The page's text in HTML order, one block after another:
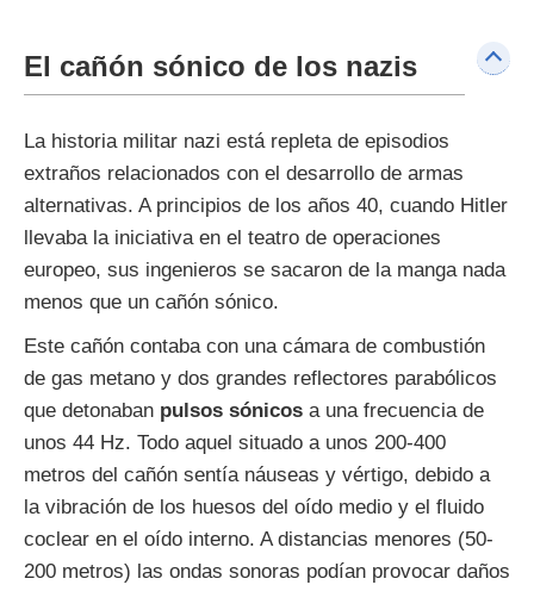
El cañón sónico de los nazis
La historia militar nazi está repleta de episodios
extraños relacionados con el desarrollo de armas
alternativas. A principios de los años 40, cuando Hitler
llevaba la iniciativa en el teatro de operaciones
europeo, sus ingenieros se sacaron de la manga nada
menos que un cañón sónico.
Este cañón contaba con una cámara de combustión
de gas metano y dos grandes reflectores parabólicos
que detonaban pulsos sónicos a una frecuencia de
unos 44 Hz. Todo aquel situado a unos 200-400
metros del cañón sentía náuseas y vértigo, debido a
la vibración de los huesos del oído medio y el fluido
coclear en el oído interno. A distancias menores (50-
200 metros) las ondas sonoras podían provocar daños